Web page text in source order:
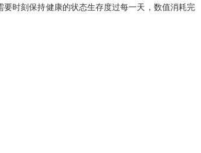
时刻保持健康的状态生存度过每一天，数值消耗完